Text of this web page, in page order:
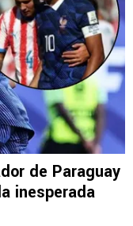
de Paraguay
inesperada